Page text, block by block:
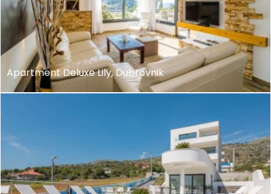
Apartment Deluxe Lily, Dubrovnik